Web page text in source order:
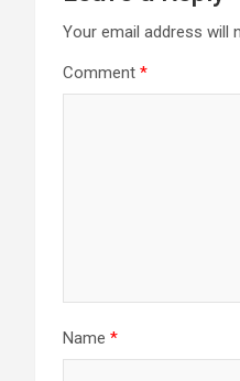
Your email address will
Comment *
Name *